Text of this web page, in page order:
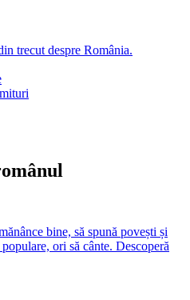
trecut despre România.
bine, să spună povești și
ori să cânte. Descoperă